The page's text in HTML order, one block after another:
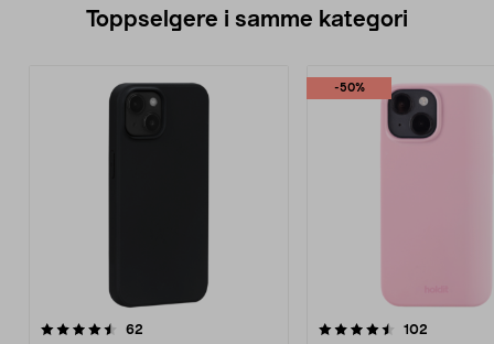
Toppselgere i samme kategori
62
-50%
4.5 av 5 stjerner 102
4.5 av 5 stjerner